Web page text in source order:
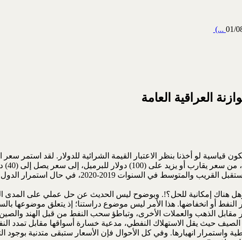
01/
العراقية العامة
وإلى
السعر قليلاً صعوداً أو نزولاً، ولكن لا نلمح في الأفق ما يشير إلى إمكانية إعادة
هناك إمكانية للحل؟!. وبوضوح ليس الحديث عن حل عملي على المدى
النفط أو انخفاضها. هذا الأمر ليس موضوع دراستنا؛ إذ يتعلق موضوعها
2015(1)، ما يلي: “لقد استغلت السعودية في حزيران 2014 صعود الدولار مقابل الذهب والعملات الأخرى، وتباطؤ سحب
الصيف حيث يقل الاستهلاك النفطي، مدعية خسارة أسواقها مقابل تمدد
واستمرار انهيارها. وفي كل الأحوال فإن الأسعار ستبقى متدنية بوجود